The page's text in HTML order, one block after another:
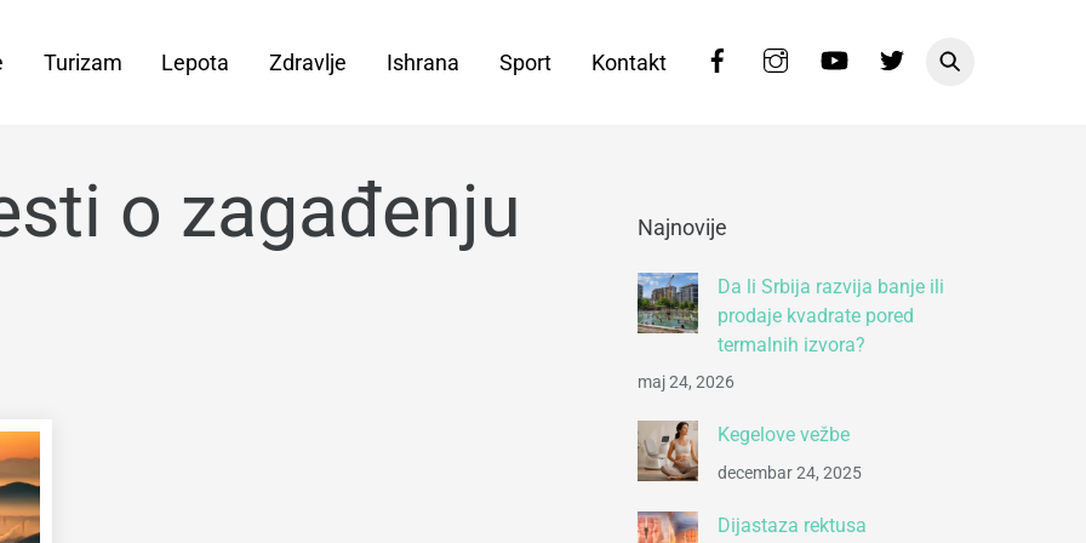
FacebookInstagramYouTubeTwitter
Turizam Lepota Zdravlje Ishrana Sport Kontakt
o zagađenju
Najnovije
Da li Srbija razvija banje ili
prodaje kvadrate pored
termalnih izvora?
maj 24, 2026
Kegelove vežbe
decembar 24, 2025
Dijastaza rektusa